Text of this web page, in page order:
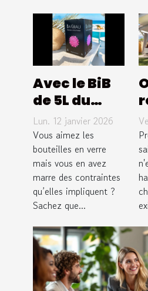
Avec le BiB
de 5L du
Domaine
Bagrau,
oubliez les
contraintes
de la
bouteille en
Lun. 12 janvier 2026
Vous aimez les
bouteilles en verre
mais vous en avez
marre des contraintes
qu’elles impliquent ?
Sachez que...
: